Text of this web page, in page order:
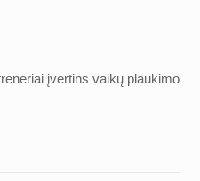
įvertins vaikų plaukimo